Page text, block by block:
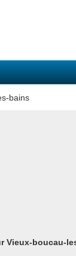
bains
Vieux-boucau-